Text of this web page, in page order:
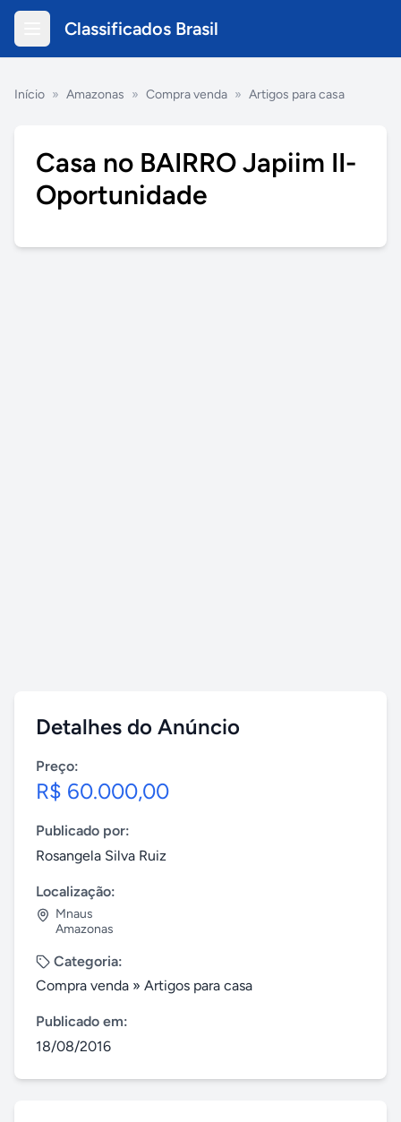
Classificados Brasil
Início » Amazonas » Compra venda » Artigos para casa
Casa no BAIRRO Japiim II-
Oportunidade
Detalhes do Anúncio
Preço:
R$ 60.000,00
Publicado por:
Rosangela Silva Ruiz
Localização:
Mnaus
Amazonas
Categoria:
Compra venda » Artigos para casa
Publicado em:
18/08/2016